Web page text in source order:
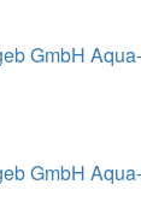
GmbH
GmbH